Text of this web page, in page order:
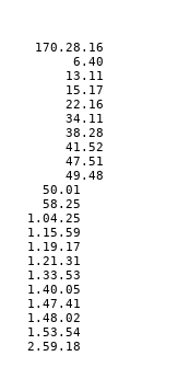
170.28.16
6.40
13.11
15.17
22.16
34.11
38.28
41.52
47.51
49.48
50.01
58.25
1.04.25
1.15.59
1.19.17
1.21.31
1.33.53
1.40.05
1.47.41
1.48.02
1.53.54
2.59.18